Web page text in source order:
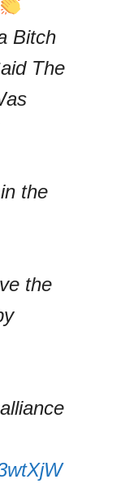
Bitch
The
the
the